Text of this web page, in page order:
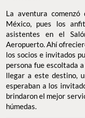
La aventura
México, pues los
asistentes en el
Aeropuerto. Ahí
los socios e invitados
persona fue escoltada
llegar a este destino,
esperaban a los
brindaron el mejor
húmedas.